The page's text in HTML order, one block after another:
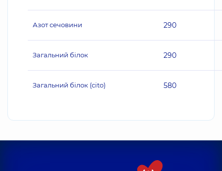
Азот сечовини 290
Загальний білок 290
Загальний білок (cito) 580